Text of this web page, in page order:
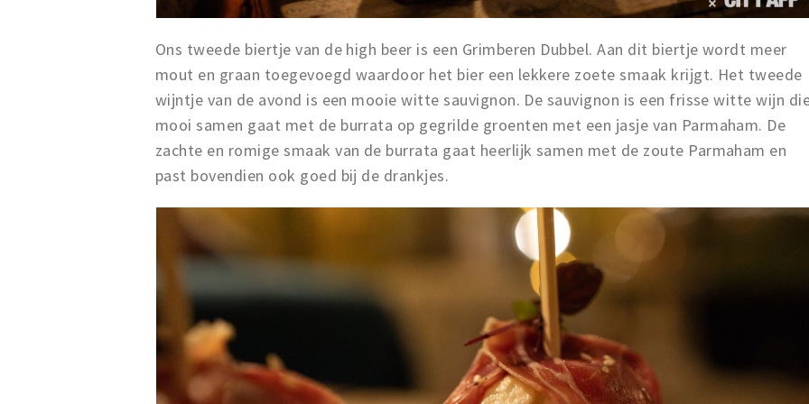
Ons tweede biertje van de high beer is een Grimberen Dubbel. Aan dit biertje wordt meer
mout en graan toegevoegd waardoor het bier een lekkere zoete smaak krijgt. Het tweede
wijntje van de avond is een mooie witte sauvignon. De sauvignon is een frisse witte wijn
mooi samen gaat met de burrata op gegrilde groenten met een jasje van Parmaham. De
zachte en romige smaak van de burrata gaat heerlijk samen met de zoute Parmaham en
past bovendien ook goed bij de drankjes.